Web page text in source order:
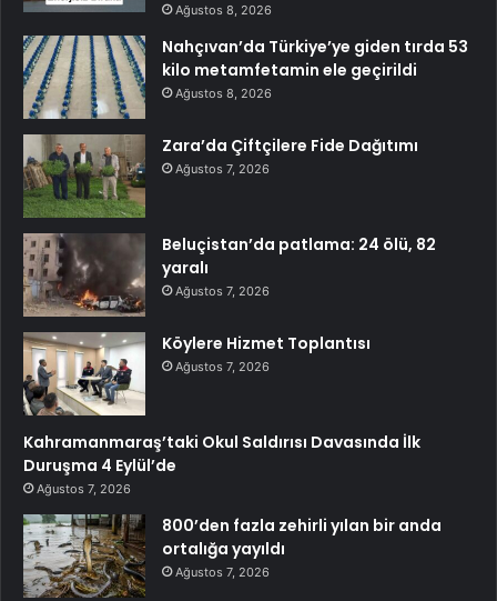
Ağustos 8, 2026
Nahçıvan’da Türkiye’ye giden tırda 53
kilo metamfetamin ele geçirildi
Ağustos 8, 2026
Zara’da Çiftçilere Fide Dağıtımı
Ağustos 7, 2026
Beluçistan’da patlama: 24 ölü, 82
yaralı
Ağustos 7, 2026
Köylere Hizmet Toplantısı
Ağustos 7, 2026
Kahramanmaraş’taki Okul Saldırısı Davasında İlk
Duruşma 4 Eylül’de
Ağustos 7, 2026
800’den fazla zehirli yılan bir anda
ortalığa yayıldı
Ağustos 7, 2026